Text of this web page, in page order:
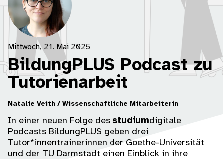
Mittwoch, 21. Mai 2025
BildungPLUS Podcast zu
Tutorienarbeit
Natalie Veith / Wissenschaftliche Mitarbeiterin
In einer neuen Folge des studiumdigitale
Podcasts BildungPLUS geben drei
Tutor*innentrainerinnen der Goethe-Universität
und der TU Darmstadt einen Einblick in ihre